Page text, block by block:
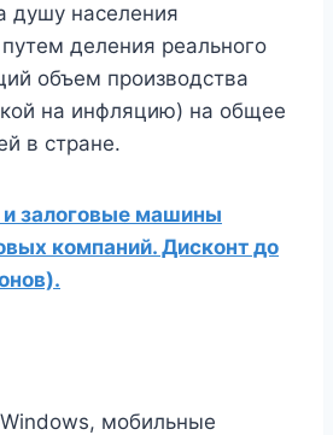
душу населения
деления реального
объем производства
на инфляцию) на общее
в стране.
залоговые машины
компаний. Дисконт до
мобильные